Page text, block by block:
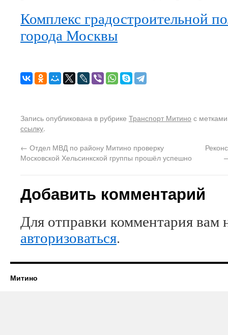
Комплекс градостроительной
города Москвы
Запись опубликована в рубрике Транспорт Митино с
ссылку.
← Отдел МВД по району Митино проверку
Московской Хельсинкской группы прошёл успешно
Добавить комментарий
Для отправки комментария вам
авторизоваться.
Митино